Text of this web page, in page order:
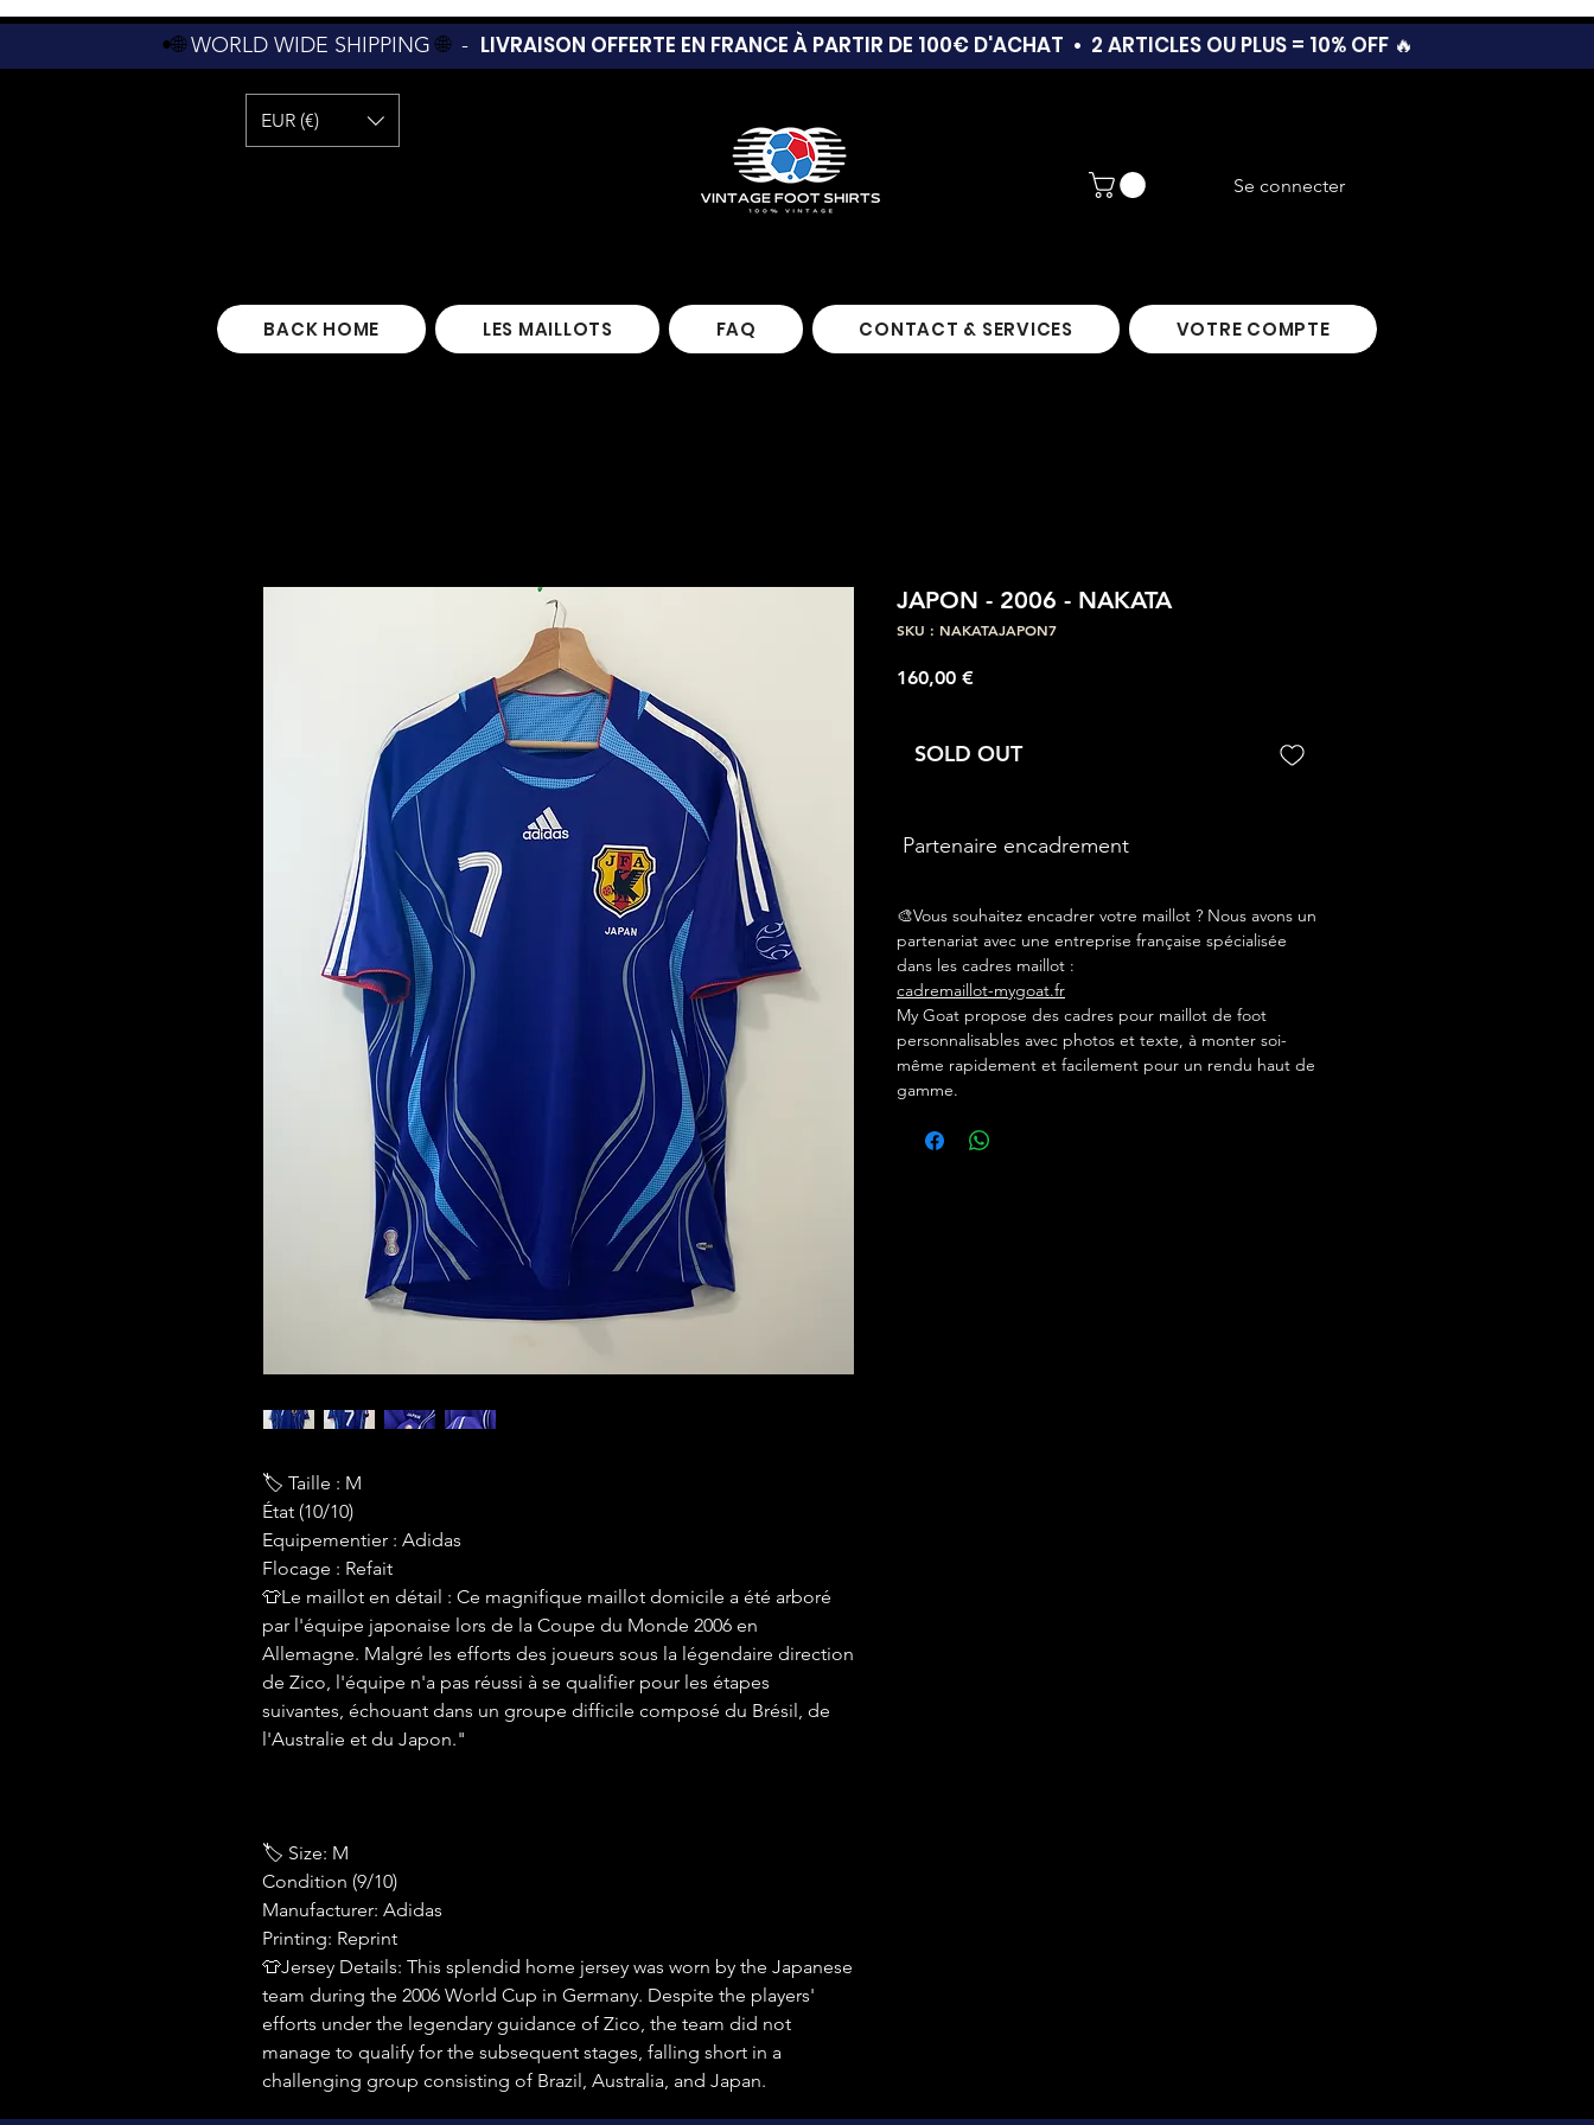
•🌐WORLD WIDE SHIPPING🌐 - LIVRAISON OFFERTE EN FRANCE À PARTIR DE 100€ D'ACHAT • 2 ARTICLES OU PLUS = 10% OFF 🔥
EUR (€)
Se connecter
BACK HOME LES MAILLOTS FAQ CONTACT & SERVICES VOTRE COMPTE
🏷 Taille : M
État (10/10)
Equipementier : Adidas
Flocage : Refait
👕Le maillot en détail : Ce magnifique maillot domicile a été arboré
par l'équipe japonaise lors de la Coupe du Monde 2006 en
Allemagne. Malgré les efforts des joueurs sous la légendaire direction
de Zico, l'équipe n'a pas réussi à se qualifier pour les étapes
suivantes, échouant dans un groupe difficile composé du Brésil, de
l'Australie et du Japon."
🏷 Size: M
Condition (9/10)
Manufacturer: Adidas
Printing: Reprint
👕Jersey Details: This splendid home jersey was worn by the Japanese
team during the 2006 World Cup in Germany. Despite the players'
efforts under the legendary guidance of Zico, the team did not
manage to qualify for the subsequent stages, falling short in a
challenging group consisting of Brazil, Australia, and Japan.
JAPON - 2006 - NAKATA
SKU : NAKATAJAPON7
160,00 €Prix
SOLD OUT
Partenaire encadrement
🎨Vous souhaitez encadrer votre maillot ? Nous avons un
partenariat avec une entreprise française spécialisée
dans les cadres maillot :
cadremaillot-mygoat.fr
My Goat propose des cadres pour maillot de foot
personnalisables avec photos et texte, à monter soi-
même rapidement et facilement pour un rendu haut de
gamme.